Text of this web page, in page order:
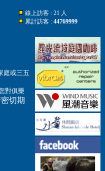
線上訪客 : 21 人
累計訪客 : 44769999
探索學校官網查詢＆報
庭或三五
對俱樂
切期